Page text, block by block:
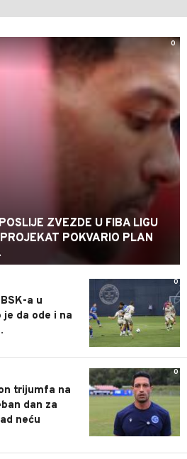
0
ZVEZDE U FIBA LIGU
POKVARIO PLAN
0
a u
da ode i na
0
trijumfa na
dan za
neću